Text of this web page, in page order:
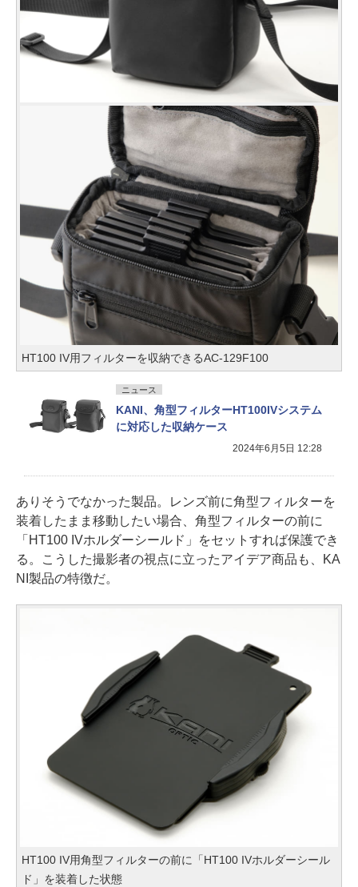
HT100 IV用フィルターを収納できるAC-129F100
ニュース
KANI、角型フィルターHT100IVシステム
に対応した収納ケース
2024年6月5日 12:28
ありそうでなかった製品。レンズ前に角型フィルターを
装着したまま移動したい場合、角型フィルターの前に
「HT100 IVホルダーシールド」をセットすれば保護でき
る。こうした撮影者の視点に立ったアイデア商品も、KA
NI製品の特徴だ。
HT100 IV用角型フィルターの前に「HT100 IVホルダーシール
ド」を装着した状態